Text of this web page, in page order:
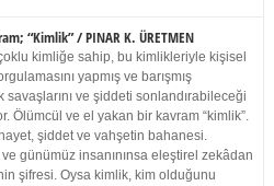
“Kimlik” / PINAR K. ÜRETMEN
kimliğe sahip, bu kimlikleriyle kişisel
yapmış ve barışmış
savaşlarını ve şiddeti sonlandırabileceği
Ölümcül ve el yakan bir kavram “kimlik”.
şiddet ve vahşetin bahanesi.
günümüz insanınınsa eleştirel zekâdan
şifresi. Oysa kimlik, kim olduğunu